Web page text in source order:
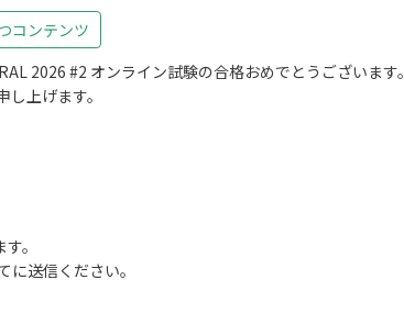
コンテンツ
2026 #2 オンライン試験の合格おめでとうございます。
上げます。
。
送信ください。